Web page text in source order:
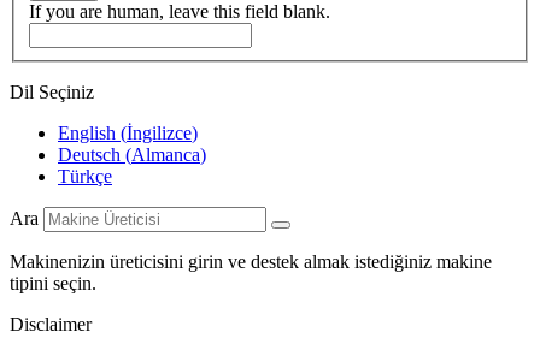
If you are human, leave this field blank.
Dil Seçiniz
English (İngilizce)
Deutsch (Almanca)
Türkçe
Ara
Makinenizin üreticisini girin ve destek almak istediğiniz makine
tipini seçin.
Disclaimer